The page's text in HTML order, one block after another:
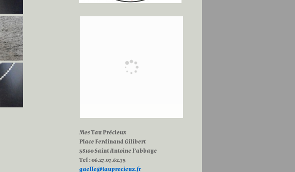
Mes Tau Précieux
Place Ferdinand Gilibert
38160 Saint Antoine l’abbaye
Tel : 06.27.07.62.75
gaelle@tauprecieux.fr